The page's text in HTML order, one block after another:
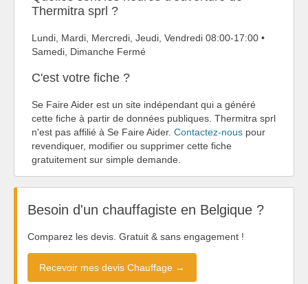
Thermitra sprl ?
Lundi, Mardi, Mercredi, Jeudi, Vendredi 08:00-17:00 •
Samedi, Dimanche Fermé
C'est votre fiche ?
Se Faire Aider est un site indépendant qui a généré
cette fiche à partir de données publiques. Thermitra sprl
n'est pas affilié à Se Faire Aider. Contactez-nous pour
revendiquer, modifier ou supprimer cette fiche
gratuitement sur simple demande.
Besoin d'un chauffagiste en Belgique ?
Comparez les devis. Gratuit & sans engagement !
Recevoir mes devis Chauffage →